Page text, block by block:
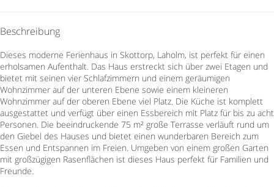
Beschreibung
Dieses moderne Ferienhaus in Skottorp, Laholm, ist perfekt für einen
erholsamen Aufenthalt. Das Haus erstreckt sich über zwei Etagen und
bietet mit seinen vier Schlafzimmern und einem geräumigen
Wohnzimmer auf der unteren Ebene sowie einem kleineren
Wohnzimmer auf der oberen Ebene viel Platz. Die Küche ist komplett
ausgestattet und verfügt über einen Essbereich mit Platz für bis zu acht
Personen. Die beeindruckende 75 m² große Terrasse verläuft rund um
den Giebel des Hauses und bietet einen wunderbaren Bereich zum
Essen und Entspannen im Freien. Umgeben von einem großen Garten
mit großzügigen Rasenflächen ist dieses Haus perfekt für Familien und
Freunde.